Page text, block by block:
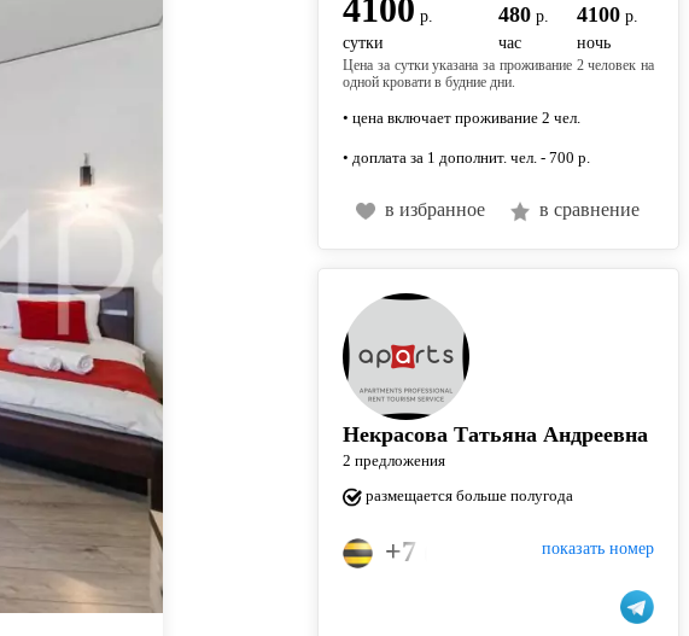
4100 р.
сутки
480 р.
час
4100р.
ночь
Цена за сутки указана за проживание 2 человек на
одной кровати в будние дни.
• цена включает проживание 2 чел.
• доплата за 1 дополнит. чел. - 700 р.
в избранное в сравнение
Некрасова Татьяна Андреевна
2 предложения
размещается больше полугода
показать номер
+7 (960) 051-76-17